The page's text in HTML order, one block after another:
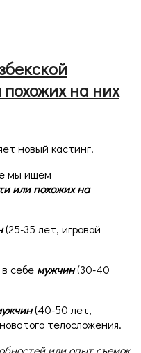
на них
новый кастинг!
мы ищем
или похожих на
(25-35 лет, игровой
себе мужчин(30-40
(40-50 лет,
телосложения.
или опыт съемок